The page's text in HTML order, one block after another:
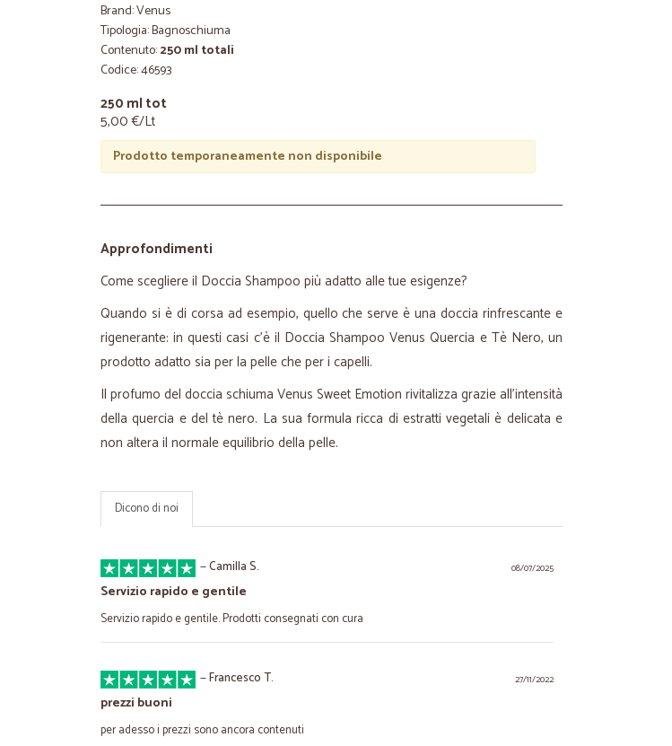
Brand: Venus
Tipologia: Bagnoschiuma
Contenuto:250 ml totali
Codice: 46593
250 ml tot
5,00 €/Lt
Prodotto temporaneamente non disponibile
Approfondimenti
Come scegliere il Doccia Shampoo più adatto alle tue esigenze?
Quando si è di corsa ad esempio, quello che serve è una doccia rinfrescante e
rigenerante: in questi casi c'è il Doccia Shampoo Venus Quercia e Tè Nero, un
prodotto adatto sia per la pelle che per i capelli.
Il profumo del doccia schiuma Venus Sweet Emotion rivitalizza grazie all'intensità
della quercia e del tè nero. La sua formula ricca di estratti vegetali è delicata e
non altera il normale equilibrio della pelle.
Dicono di noi
08/07/2025
—Camilla S.
Servizio rapido e gentile
Servizio rapido e gentile. Prodotti consegnati con cura
27/11/2022
—Francesco T.
prezzi buoni
per adesso i prezzi sono ancora contenuti